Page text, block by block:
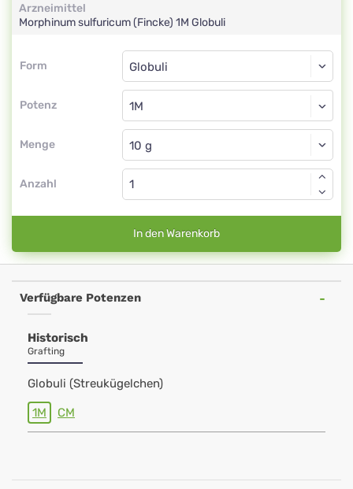
Arzneimittel
Morphinum sulfuricum (Fincke) 1M Globuli
Form
Form
Potenz
Globuli
1M
Menge
Globuli
Anzahl
In den Warenkorb
Verfügbare Potenzen
Historisch
Grafting
Globuli (Streukügelchen)
1M CM